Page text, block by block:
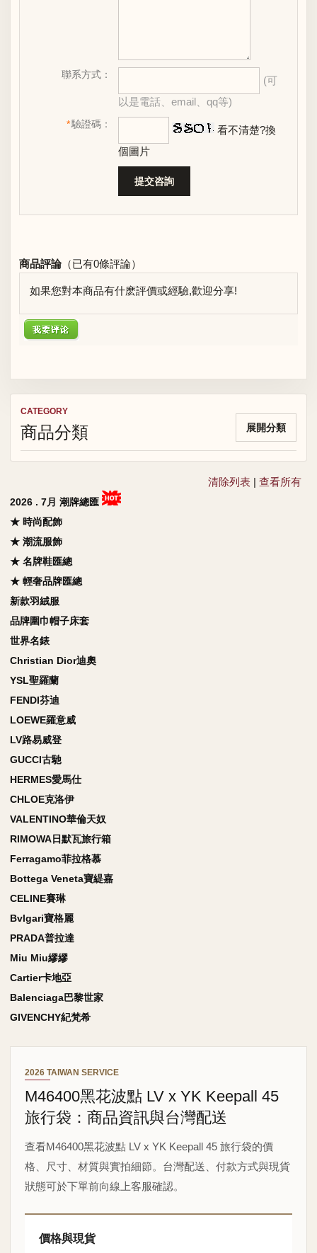
CATEGORY
商品分類 展開分類
清除列表 | 查看所有
2026 . 7月 潮牌總匯
★ 時尚配飾
★ 潮流服飾
★ 名牌鞋匯總
★ 輕奢品牌匯總
新款羽絨服
品牌圍巾帽子床套
世界名錶
Christian Dior迪奧
YSL聖羅蘭
FENDI芬迪
LOEWE羅意威
LV路易威登
GUCCI古馳
HERMES愛馬仕
CHLOE克洛伊
VALENTINO華倫天奴
RIMOWA日默瓦旅行箱
Ferragamo菲拉格慕
Bottega Veneta寶緹嘉
CELINE賽琳
Bvlgari寶格麗
PRADA普拉達
Miu Miu繆繆
Cartier卡地亞
Balenciaga巴黎世家
GIVENCHY紀梵希
聯系方式：
(可
以是電話、email、qq等)
*驗證碼：
看不清楚?換
個圖片
商品評論（已有0條評論）
如果您對本商品有什麽評價或經驗,歡迎分享!
2026 TAIWAN SERVICE
M46400黑花波點 LV x YK Keepall 45
旅行袋：商品資訊與台灣配送
查看M46400黑花波點 LV x YK Keepall 45 旅行袋的價
格、尺寸、材質與實拍細節。台灣配送、付款方式與現貨
狀態可於下單前向線上客服確認。
價格與現貨